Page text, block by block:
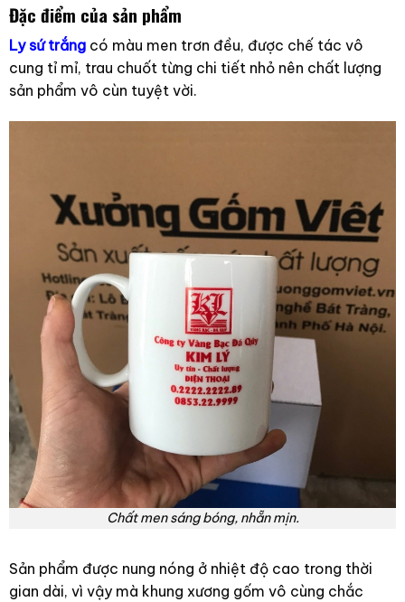
Đặc điểm của sản phẩm
Ly sứ trắng có màu men trơn đều, được chế tác vô
cung tỉ mỉ, trau chuốt từng chi tiết nhỏ nên chất lượng
sản phẩm vô cùn tuyệt vời.
Chất men sáng bóng, nhẵn mịn.
Sản phẩm được nung nóng ở nhiệt độ cao trong thời
gian dài, vì vậy mà khung xương gốm vô cùng chắc